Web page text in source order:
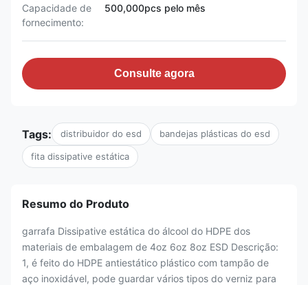
Capacidade de
fornecimento:
500,000pcs pelo mês
Consulte agora
Tags: distribuidor do esd bandejas plásticas do esd
fita dissipative estática
Resumo do Produto
garrafa Dissipative estática do álcool do HDPE dos
materiais de embalagem de 4oz 6oz 8oz ESD Descrição:
1, é feito do HDPE antiestático plástico com tampão de
aço inoxidável, pode guardar vários tipos do verniz para